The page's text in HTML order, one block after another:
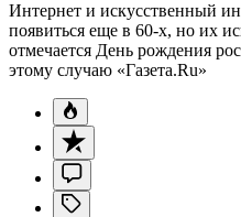
Интернет и искусственный
появиться еще в 60-х, но их
отмечается День рождения
этому случаю «Газета.Ru»